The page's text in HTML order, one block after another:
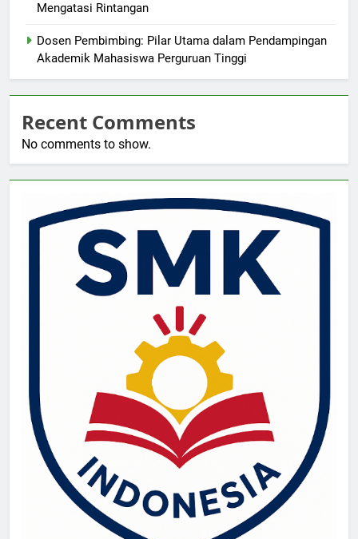
Mengatasi Rintangan
Dosen Pembimbing: Pilar Utama dalam Pendampingan
Akademik Mahasiswa Perguruan Tinggi
Recent Comments
No comments to show.